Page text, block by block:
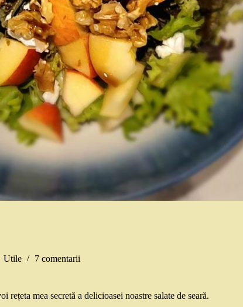
Utile 7 comentarii
mea secretă a delicioasei noastre salate de seară.